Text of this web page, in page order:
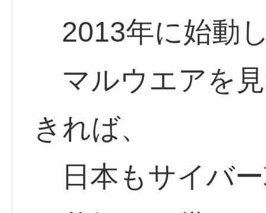
2013年に始動
マルウエアを
きれば、
日本もサイバ